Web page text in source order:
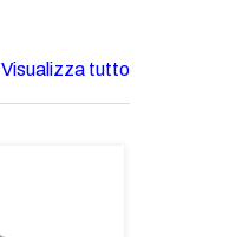
Visualizza tutto